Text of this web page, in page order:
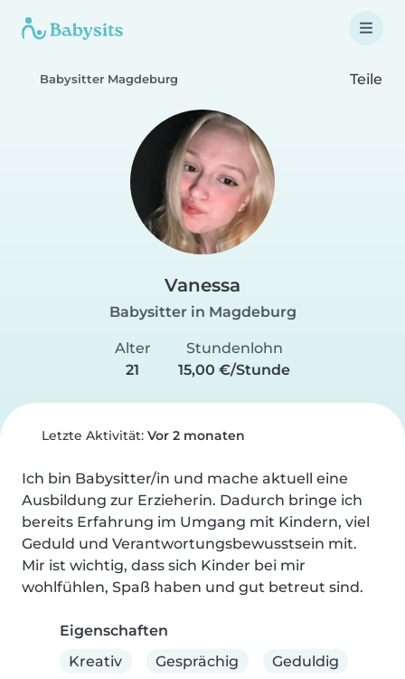
Babysitter Magdeburg Teile
Vanessa
Babysitter in Magdeburg
Alter
21
Stundenlohn
15,00 €/Stunde
Letzte Aktivität: Vor 2 monaten
Ich bin Babysitter/in und mache aktuell eine
Ausbildung zur Erzieherin. Dadurch bringe ich
bereits Erfahrung im Umgang mit Kindern, viel
Geduld und Verantwortungsbewusstsein mit.
Mir ist wichtig, dass sich Kinder bei mir
wohlfühlen, Spaß haben und gut betreut sind.
Eigenschaften
Kreativ
Gesprächig Geduldig